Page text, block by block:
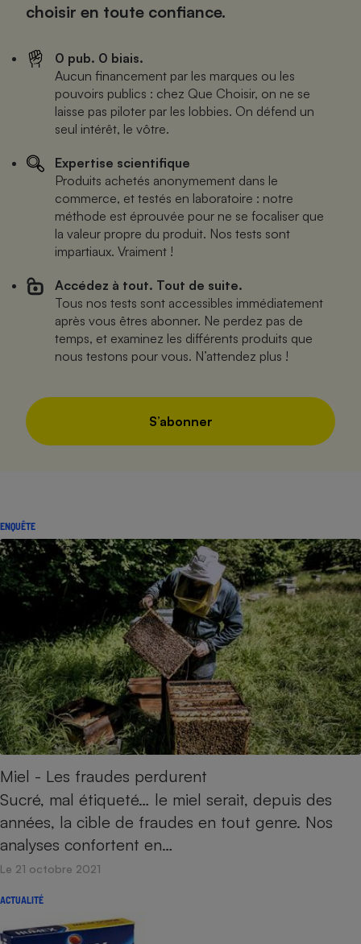
choisir en toute confiance.
0 pub. 0 biais.
Aucun financement par les marques ou les
pouvoirs publics : chez Que Choisir, on ne se
laisse pas piloter par les lobbies. On défend un
seul intérêt, le vôtre.
Expertise scientifique
Produits achetés anonymement dans le
commerce, et testés en laboratoire : notre
méthode est éprouvée pour ne se focaliser que
la valeur propre du produit. Nos tests sont
impartiaux. Vraiment !
Accédez à tout. Tout de suite.
Tous nos tests sont accessibles immédiatement
après vous êtres abonner. Ne perdez pas de
temps, et examinez les différents produits que
nous testons pour vous. N’attendez plus !
S’abonner
ENQUÊTE
Miel - Les fraudes perdurent
Sucré, mal étiqueté… le miel serait, depuis des
années, la cible de fraudes en tout genre. Nos
analyses confortent en…
Le 21 octobre 2021
ACTUALITÉ